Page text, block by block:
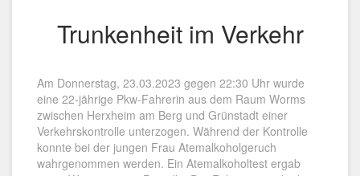
Trunkenheit im Verkehr
Am Donnerstag, 23.03.2023 gegen 22:30 Uhr wurde
eine 22-jährige Pkw-Fahrerin aus dem Raum Worms
zwischen Herxheim am Berg und Grünstadt einer
Verkehrskontrolle unterzogen. Während der Kontrolle
konnte bei der jungen Frau Atemalkoholgeruch
wahrgenommen werden. Ein Atemalkoholtest ergab